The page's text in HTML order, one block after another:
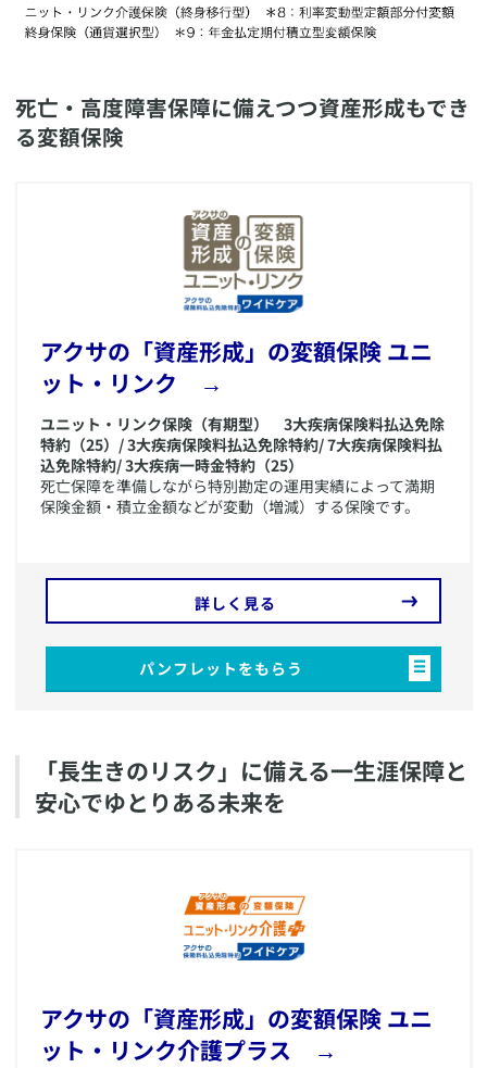
死亡・高度障害保障に備えつつ資産形成もでき
る変額保険
​アクサの「資産形成」の変額保険 ユニ
ット・リンク →
ユニット・リンク保険（有期型） 3大疾病保険料払込免除
特約（25）/ 3大疾病保険料払込免除特約/ 7大疾病保険料払
込免除特約/ 3大疾病一時金特約（25）
死亡保障を準備しながら特別勘定の運用実績によって満期
保険金額・積立金額などが変動（増減）する保険です。
詳しく見る
パンフレットをもらう
​「長生きのリスク」に備える一生涯保障と
安心でゆとりある未来を
​アクサの「資産形成」の変額保険 ユニ
ット・リンク介護プラス →